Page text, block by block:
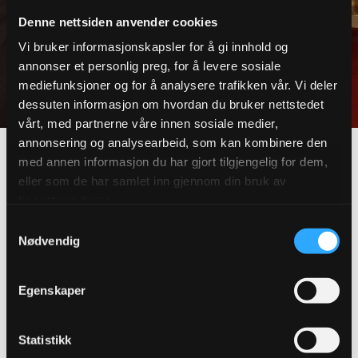
Denne nettsiden anvender cookies
Vi bruker informasjonskapsler for å gi innhold og
annonser et personlig preg, for å levere sosiale
mediefunksjoner og for å analysere trafikken vår. Vi deler
dessuten informasjon om hvordan du bruker nettstedet
vårt, med partnerne våre innen sosiale medier,
annonsering og analysearbeid, som kan kombinere den
med annen informasjon du har gjort tilgjengelig for dem,
eller som de har samlet inn gjennom din bruk av
Nødvendig
Egenskaper
Statistikk
Kort transportvei fra produksjonssted til
kunde reduserer co
sikrer norske arbeidsplasser